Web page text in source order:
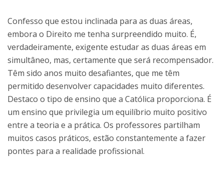
Confesso que estou inclinada para as duas áreas,
embora o Direito me tenha surpreendido muito. É,
verdadeiramente, exigente estudar as duas áreas em
simultâneo, mas, certamente que será recompensador.
Têm sido anos muito desafiantes, que me têm
permitido desenvolver capacidades muito diferentes.
Destaco o tipo de ensino que a Católica proporciona. É
um ensino que privilegia um equilíbrio muito positivo
entre a teoria e a prática. Os professores partilham
muitos casos práticos, estão constantemente a fazer
pontes para a realidade profissional.